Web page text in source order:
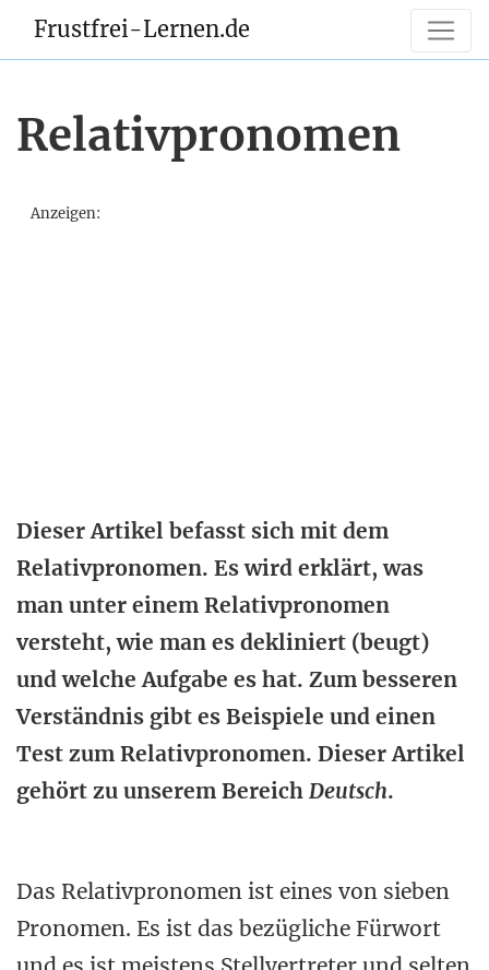
Frustfrei-Lernen.de
Relativpronomen
Anzeigen:
Dieser Artikel befasst sich mit dem
Relativpronomen. Es wird erklärt, was
man unter einem Relativpronomen
versteht, wie man es dekliniert (beugt)
und welche Aufgabe es hat. Zum besseren
Verständnis gibt es Beispiele und einen
Test zum Relativpronomen. Dieser Artikel
gehört zu unserem Bereich Deutsch.
Das Relativpronomen ist eines von sieben
Pronomen. Es ist das bezügliche Fürwort